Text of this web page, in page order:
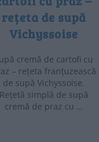
rețeta de supă
Vichyssoise
cremă de cartofi cu
– rețeta franțuzească
de supă Vichyssoise.
Rețetă simplă de supă
cremă de praz cu …